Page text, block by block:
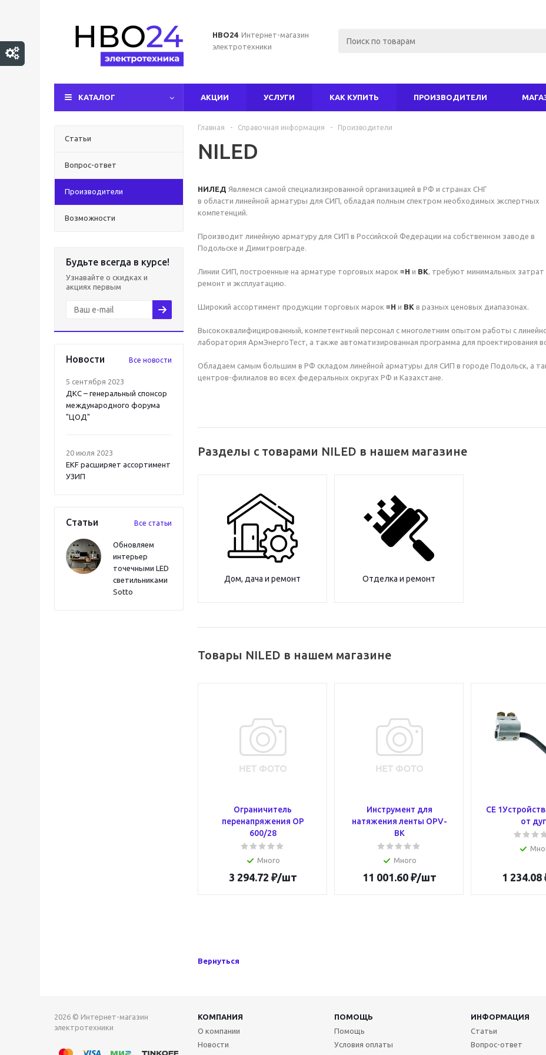
НВО24 Интернет-магазин
электротехники
КАТАЛОГ АКЦИИ УСЛУГИ КАК КУПИТЬ ПРОИЗВОДИТЕЛИ
Статьи
Вопрос-ответ
Производители
Возможности
Будьте всегда в курсе!
Узнавайте о скидках и
акциях первым
Новости Все новости
5 сентября 2023
ДКС – генеральный спонсор
международного форума
"ЦОД"
20 июля 2023
EKF расширяет ассортимент
УЗИП
Статьи Все статьи
Обновляем
интерьер
точечными LED
светильниками
Sotto
Главная - Справочная информация - Производители
NILED
НИЛЕД Являемся самой специализированной организацией в РФ и странах СНГ
в области линейной арматуры для СИП, обладая полным спектром необходимых экспертных
компетенций.
Производит линейную арматуру для СИП в Российской Федерации на собственном заводе в
Подольске и Димитровграде.
Линии СИП, построенные на арматуре торговых марок ≡Н и ВК, требуют минимальных затрат
ремонт и эксплуатацию.
Широкий ассортимент продукции торговых марок ≡Н и ВК в разных ценовых диапазонах.
Высококвалифицированный, компетентный персонал с многолетним опытом работы с
лаборатория АрмЭнергоТест, а также автоматизированная программа для проектирования
Обладаем самым большим в РФ складом линейной арматуры для СИП в городе Подольск, а
центров-филиалов во всех федеральных округах РФ и Казахстане.
Разделы с товарами NILED в нашем магазине
Дом, дача и ремонт Отделка и ремонт
Товары NILED в нашем магазине
Ограничитель
перенапряжения OP
600/28
Много
3 294.72 ₽/шт
Инструмент для
натяжения ленты OPV-
BK
Много
11 001.60₽/шт
CE
от
1 234.08
Вернуться
2026 © Интернет-магазин
электротехники
КОМПАНИЯ ПОМОЩЬ
ИНФОРМАЦИЯ
О компании
Новости
Помощь
Условия оплаты
Статьи
Вопрос-ответ